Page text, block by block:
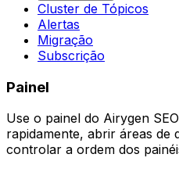
Cluster de Tópicos
Alertas
Migração
Subscrição
Painel
Use o painel do Airygen
rapidamente, abrir áreas de
controlar a ordem dos